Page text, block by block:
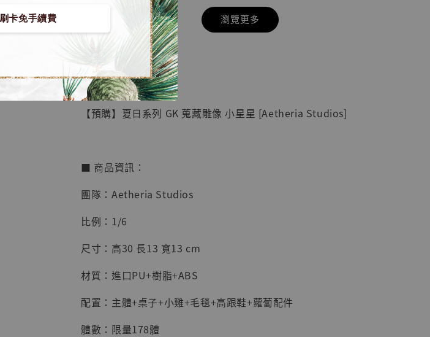
卡免手續費
【店內現貨】七龍珠
系列蒐藏雕像 悟空
鳥山明紀念款 [奇蹟
工作室]
NT$ 4,280
- +
加入購物車
瀏覽更多
🏝【無人島玩具】
【預購】夏日系列 GK 蒐藏雕像 小星星 [Aetheria Studios]
■ 商品資訊：
團隊：Aetheria Studios
比例：1/6
尺寸：高30 長13 寬13 cm
材質：進口PU+樹脂+ABS
配置：主體+桌子+小雞+毛毯+高跟鞋+蘿蔔配件
體數：限量178體